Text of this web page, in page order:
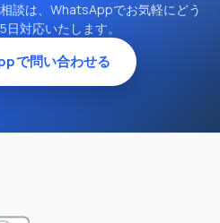
談は、WhatsAppでお気軽にどう
対応いたします。
で問い合わせる